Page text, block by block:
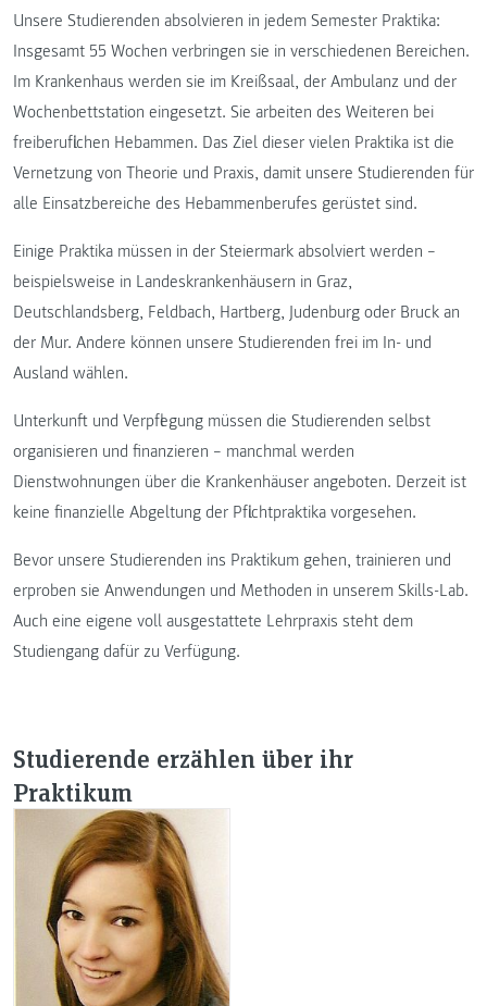
Unsere Studierenden absolvieren in jedem Semester Praktika:
Insgesamt 55 Wochen verbringen sie in verschiedenen Bereichen.
Im Krankenhaus werden sie im Kreißsaal, der Ambulanz und der
Wochenbettstation eingesetzt. Sie arbeiten des Weiteren bei
freiberuflichen Hebammen. Das Ziel dieser vielen Praktika ist die
Vernetzung von Theorie und Praxis, damit unsere Studierenden für
alle Einsatzbereiche des Hebammenberufes gerüstet sind.
Einige Praktika müssen in der Steiermark absolviert werden –
beispielsweise in Landeskrankenhäusern in Graz,
Deutschlandsberg, Feldbach, Hartberg, Judenburg oder Bruck an
der Mur. Andere können unsere Studierenden frei im In- und
Ausland wählen.
Unterkunft und Verpflegung müssen die Studierenden selbst
organisieren und finanzieren – manchmal werden
Dienstwohnungen über die Krankenhäuser angeboten. Derzeit ist
keine finanzielle Abgeltung der Pflichtpraktika vorgesehen.
Bevor unsere Studierenden ins Praktikum gehen, trainieren und
erproben sie Anwendungen und Methoden in unserem Skills-Lab.
Auch eine eigene voll ausgestattete Lehrpraxis steht dem
Studiengang dafür zu Verfügung.
Studierende erzählen über ihr
Praktikum